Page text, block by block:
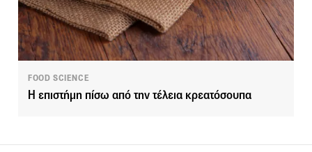
FOOD SCIENCE
Η επιστήμη πίσω από την τέλεια κρεατόσουπα